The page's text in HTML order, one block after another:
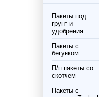
Пакеты под
грунт и
удобрения
Пакеты с
бегунком
П/п пакеты со
скотчем
Пакеты с